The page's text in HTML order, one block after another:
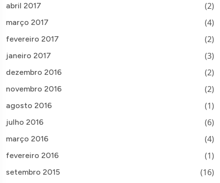
abril 2017 (2)
março 2017 (4)
fevereiro 2017 (2)
janeiro 2017 (3)
dezembro 2016 (2)
novembro 2016 (2)
agosto 2016 (1)
julho 2016 (6)
março 2016 (4)
fevereiro 2016 (1)
setembro 2015 (16)